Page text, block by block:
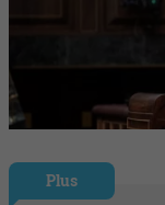
Plus